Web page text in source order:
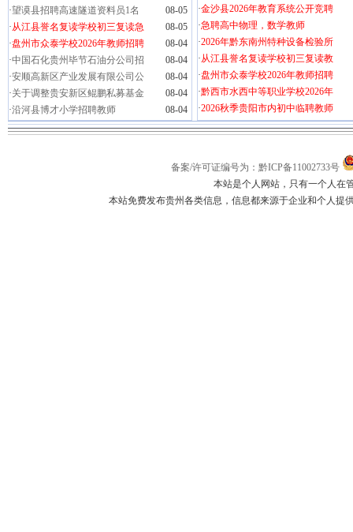
·望谟县招聘高速隧道资料员1名
08-05
·从江县誉名复读学校初三复读急
08-05
·盘州市众泰学校2026年教师招聘
08-04
·中国石化贵州毕节石油分公司招
08-04
·安顺高新区产业发展有限公司公
08-04
·关于调整贵安新区鲲鹏私募基金
08-04
·沿河县博才小学招聘教师 08-04
·金沙县2026年教育系统公开竞聘
·急聘高中物理，数学教师
·2026年黔东南州特种设备检验所
·从江县誉名复读学校初三复读教
·盘州市众泰学校2026年教师招聘
·黔西市水西中等职业学校2026年
·2026秋季贵阳市内初中临聘教师
备案/许可证编号为：黔ICP备11002733号
本站是个人网站，只有一个人在
本站免费发布贵州各类信息，信息都来源于企业和个人提